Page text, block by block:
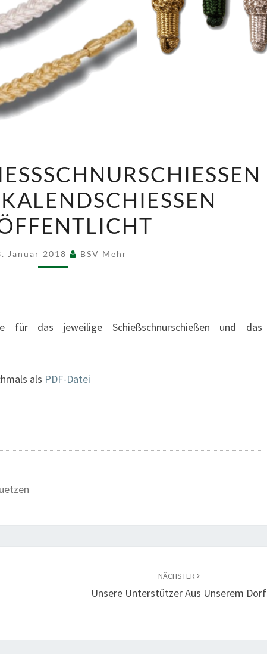
SCHIESSSCHNURSCHIESSEN 20
18 +
PO
KALENDSCHIESSEN VER
ÖFFENTLICHT
20
VER
Januar 2018 BSV Mehr
das jeweilige Schießschnurschießen und das
als PDF-Datei
NÄCHSTER
Unsere Unterstützer Aus Unserem Dorf